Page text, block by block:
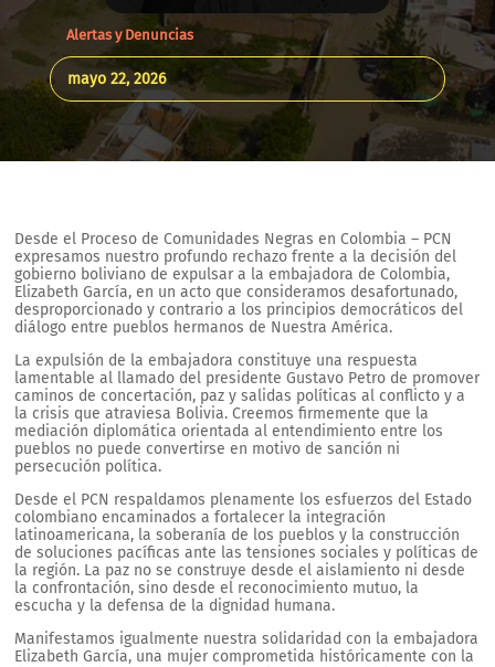
Alertas y Denuncias
mayo 22, 2026
Desde el Proceso de Comunidades Negras en Colombia – PCN
expresamos nuestro profundo rechazo frente a la decisión del
gobierno boliviano de expulsar a la embajadora de Colombia,
Elizabeth García, en un acto que consideramos desafortunado,
desproporcionado y contrario a los principios democráticos del
diálogo entre pueblos hermanos de Nuestra América.
La expulsión de la embajadora constituye una respuesta
lamentable al llamado del presidente Gustavo Petro de promover
caminos de concertación, paz y salidas políticas al conflicto y a
la crisis que atraviesa Bolivia. Creemos firmemente que la
mediación diplomática orientada al entendimiento entre los
pueblos no puede convertirse en motivo de sanción ni
persecución política.
Desde el PCN respaldamos plenamente los esfuerzos del Estado
colombiano encaminados a fortalecer la integración
latinoamericana, la soberanía de los pueblos y la construcción
de soluciones pacíficas ante las tensiones sociales y políticas de
la región. La paz no se construye desde el aislamiento ni desde
la confrontación, sino desde el reconocimiento mutuo, la
escucha y la defensa de la dignidad humana.
Manifestamos igualmente nuestra solidaridad con la embajadora
Elizabeth García, una mujer comprometida históricamente con la